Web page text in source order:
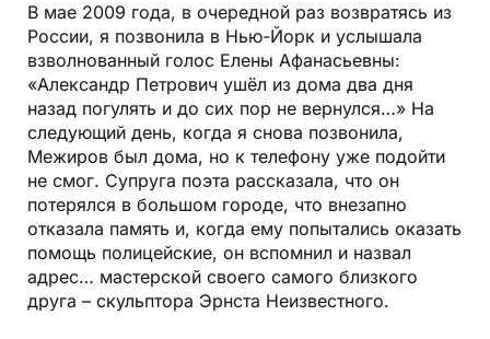
В мае 2009 года, в очередной раз возвратясь из
России, я позвонила в Нью-Йорк и услышала
взволнованный голос Елены Афанасьевны:
«Александр Петрович ушёл из дома два дня
назад погулять и до сих пор не вернулся…» На
следующий день, когда я снова позвонила,
Межиров был дома, но к телефону уже подойти
не смог. Супруга поэта рассказала, что он
потерялся в большом городе, что внезапно
отказала память и, когда ему попытались оказать
помощь полицейские, он вспомнил и назвал
адрес… мастерской своего самого близкого
друга – скульптора Эрнста Неизвестного.